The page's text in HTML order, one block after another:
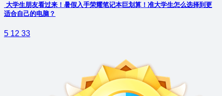
大学生朋友看过来！暑假入手荣耀笔记本巨划算！准大学生怎么选择到更
适合自己的电脑？
5 12 33